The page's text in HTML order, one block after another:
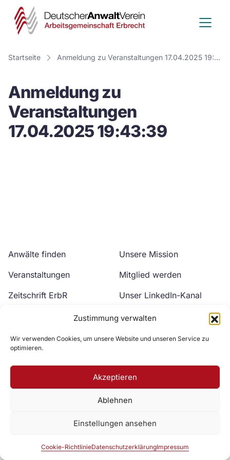
Zustimmung verwalten
Wir verwenden Cookies, um unsere Website und unseren Service zu
optimieren.
Akzeptieren
Ablehnen
Einstellungen ansehen
Cookie-RichtlinieDatenschutzerklärungImpressum
Deutscher
Anwalt
Verein
Startseite Anmeldung zu Veranstaltungen 17.04.2025 19:43:39
Anmeldung zu
Veranstaltungen
17.04.2025 19:43:39
Anwälte finden
Veranstaltungen
Zeitschrift ErbR
Unsere Mission
Mitglied werden
Unser LinkedIn-Kanal
Unser YouTube-Kanal
Zur DAV Webseite